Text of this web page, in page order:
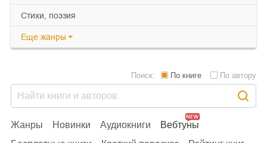
cтихи, поэзия
Еще жанры
Жанры Новинки Аудиокниги
Вебтуны
Поиск: По книге По автору